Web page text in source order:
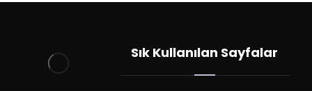
Sık Kullanılan Sayfalar